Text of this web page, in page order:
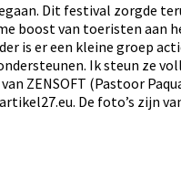
Dit festival zorgde
boost van toeristen
is er een kleine groep
Ik steun ze
ZENSOFT (Pastoor
De foto’s